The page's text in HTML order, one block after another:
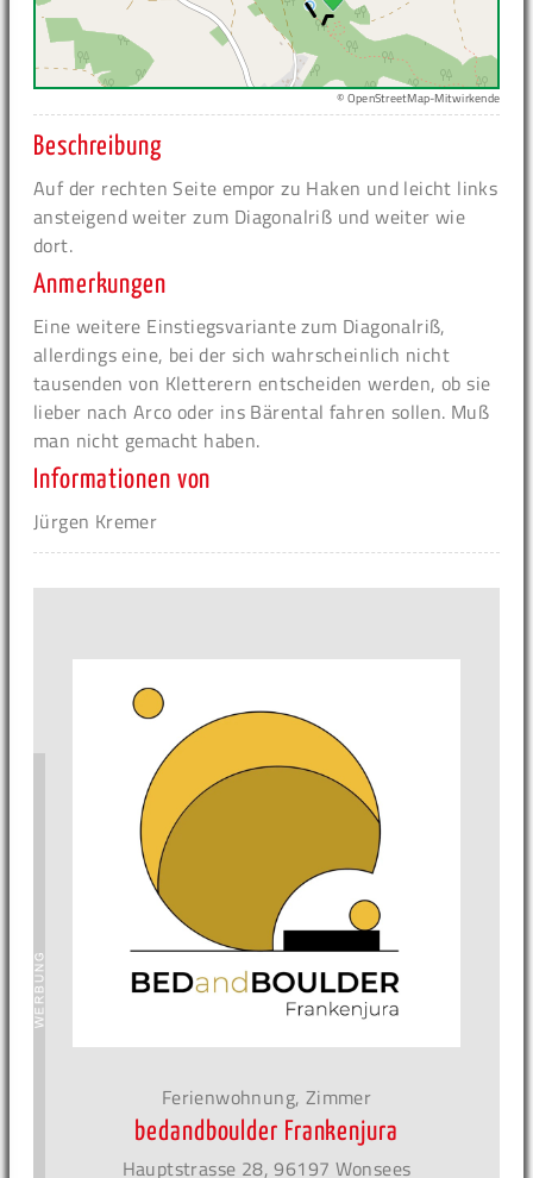
© OpenStreetMap-Mitwirkende
Beschreibung
Auf der rechten Seite empor zu Haken und leicht links
ansteigend weiter zum Diagonalriß und weiter wie
dort.
Anmerkungen
Eine weitere Einstiegsvariante zum Diagonalriß,
allerdings eine, bei der sich wahrscheinlich nicht
tausenden von Kletterern entscheiden werden, ob sie
lieber nach Arco oder ins Bärental fahren sollen. Muß
man nicht gemacht haben.
Informationen von
Jürgen Kremer
Ferienwohnung, Zimmer
bedandboulder Frankenjura
Hauptstrasse 28, 96197 Wonsees